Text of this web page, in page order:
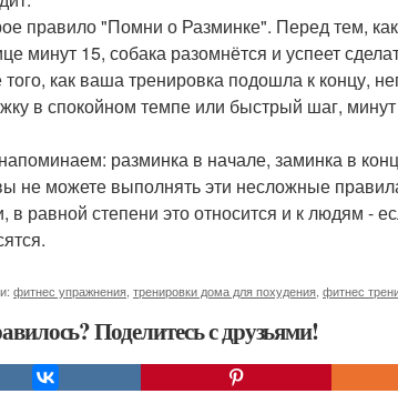
правило "Помни о Разминке". Перед тем,
минут 15, собака разомнётся и успеет
как ваша тренировка подошла к концу,
в спокойном темпе или быстрый шаг,
разминка в начале, заминка в
не можете выполнять эти несложные
в равной степени это относится и к людям -
фитнес упражнения тренировки дома для похудения фитнес
Поделитесь с друзьями!